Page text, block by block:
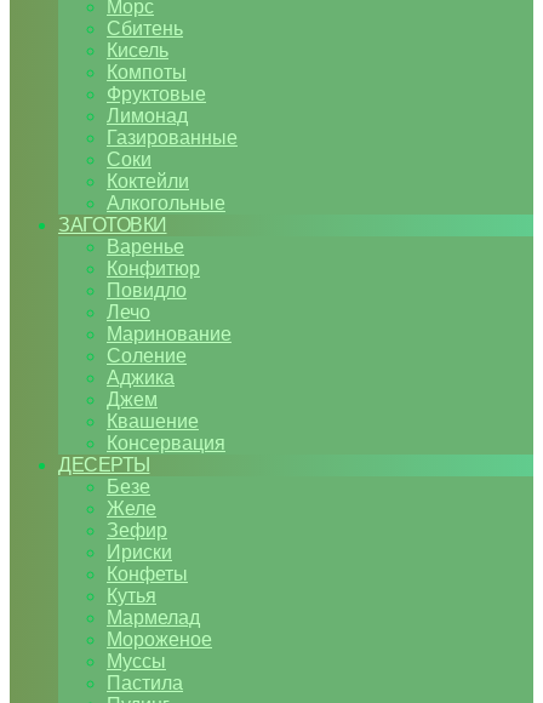
Морс
Сбитень
Кисель
Компоты
Фруктовые
Лимонад
Газированные
Соки
Коктейли
Алкогольные
ЗАГОТОВКИ
Варенье
Конфитюр
Повидло
Лечо
Маринование
Соление
Аджика
Джем
Квашение
Консервация
ДЕСЕРТЫ
Безе
Желе
Зефир
Ириски
Конфеты
Кутья
Мармелад
Мороженое
Муссы
Пастила